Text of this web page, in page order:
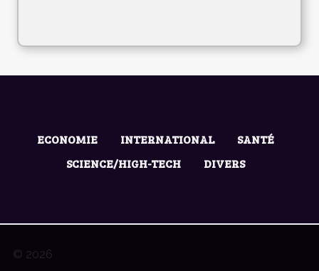
ECONOMIE INTERNATIONAL
SANTÉ
SCIENCE/HIGH-TECH
DIVERS
© 2026